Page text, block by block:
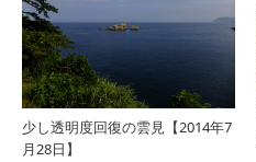
少し透明度回復の雲見【2014年7
月28日】